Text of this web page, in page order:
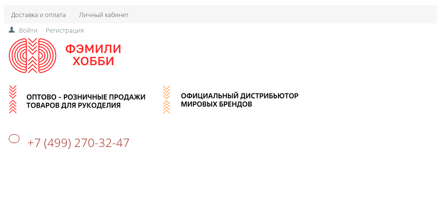
Доставка и оплата Личный кабинет
Войти Регистрация
+7 (499) 270-32-47